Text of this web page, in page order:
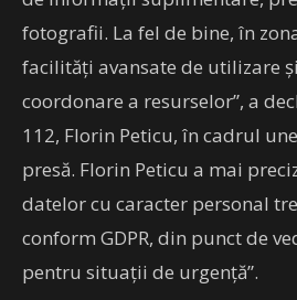
fotografii. La fel de bine, în
facilităţi avansate de utilizare
coordonare a resurselor”, a
112, Florin Peticu, în cadrul
presă. Florin Peticu a mai
datelor cu caracter personal
conform GDPR, din punct de
pentru situaţii de urgenţă”.